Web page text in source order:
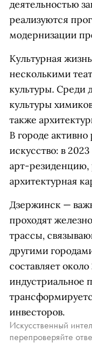
деятельностью
реализуются
модернизации
Культурная
несколькими
культуры. Среди
культуры
также
В городе
искусство: в
арт-резиденцию,
архитектурная
Дзержинск —
проходят
трассы,
другими
составляет
индустриальное
инвесторов.
Искусственный
перепроверяйте